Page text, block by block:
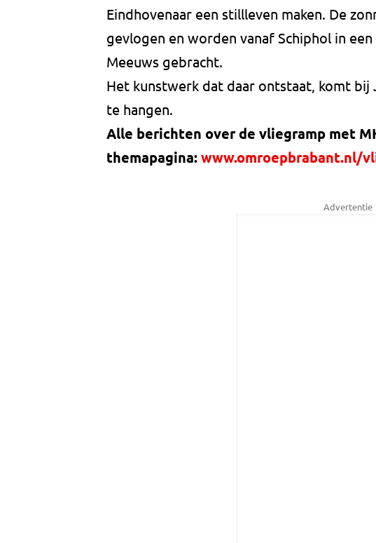
Eindhovenaar een stillleven maken. De
gevlogen en worden vanaf Schiphol in
Meeuws gebracht.
Het kunstwerk dat daar ontstaat, komt bij
te hangen.
Alle berichten over de vliegramp met
themapagina:www.omroepbrabant.nl/
Advertentie